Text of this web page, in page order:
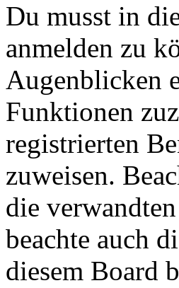
Du musst in
anmelden zu
Augenblicken
Funktionen
registrierten
zuweisen.
die
beachte auch
diesem Board